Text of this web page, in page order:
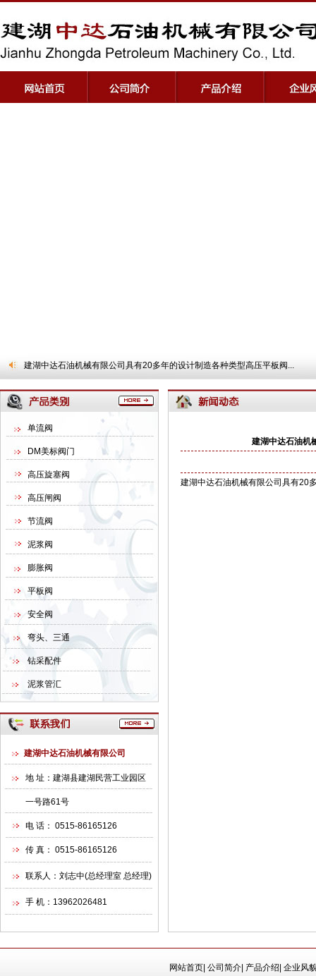
建湖中达石油机械有限公司具有20多年的设计制造各种类型高压平板阀...
单流阀
DM美标阀门
高压旋塞阀
高压闸阀
节流阀
泥浆阀
膨胀阀
平板阀
安全阀
弯头、三通
钻采配件
泥浆管汇
建湖中达石油机械有限公司
地 址：建湖县建湖民营工业园区
一号路61号
电 话： 0515-86165126
传 真： 0515-86165126
联系人：刘志中(总经理室 总经理)
手 机：13962026481
建湖中达石油机
建湖中达石油机械有限公司具有20
网站首页| 公司简介| 产品介绍 企业风